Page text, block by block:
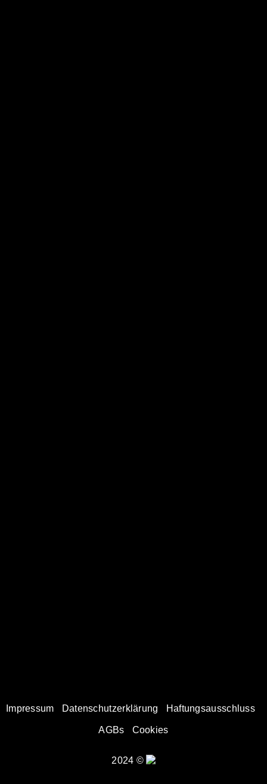
Impressum Datenschutzerklärung Haftungsausschluss
AGBs Cookies
2024 ©